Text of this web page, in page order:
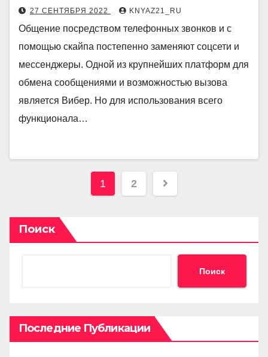
27 СЕНТЯБРЯ 2022 KNYAZ21_RU
Общение посредством телефонных звонков и с
помощью скайпа постепенно заменяют соцсети и
мессенджеры. Одной из крупнейших платформ для
обмена сообщениями и возможностью вызова
является Вибер. Но для использования всего
функционала…
Пагинация
1 2
Поиск
Поиск
Последние Публикации